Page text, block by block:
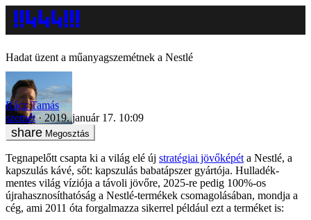
Hadat üzent a műanyagszemétnek a Nestlé
Rácz Tamás
szemét
2019. január 17. 10:09
Megosztás
Tegnapelőtt csapta ki a világ elé új stratégiai jövőképét a Nestlé, a
kapszulás kávé, sőt: kapszulás babatápszer gyártója. Hulladék-
mentes világ víziója a távoli jövőre, 2025-re pedig 100%-os
újrahasznosíthatóság a Nestlé-termékek csomagolásában, mondja a
cég, ami 2011 óta forgalmazza sikerrel például ezt a terméket is: